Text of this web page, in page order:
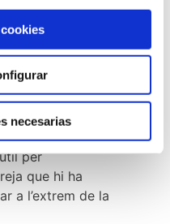
necesarias
al candidat o
part molt positiva
que no
per
que hi ha
a l’extrem de la